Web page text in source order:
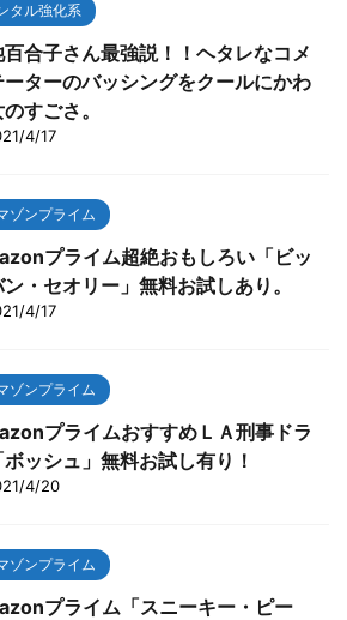
タル強化系
合子さん最強説！！ヘタレなコメ
ーターのバッシングをクールにかわ
すごさ。
4/17
ゾンプライム
プライム超絶おもしろい「ビッ
・セオリー」無料お試しあり。
4/17
ゾンプライム
プライムおすすめＬＡ刑事ドラ
ボッシュ」無料お試し有り！
4/20
ゾンプライム
プライム「スニーキー・ピー